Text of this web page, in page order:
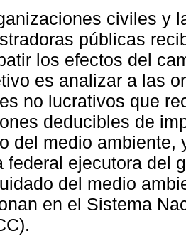
civiles y
públicas
los efectos del
es analizar a las
no lucrativos que
deducibles de
del medio
federal ejecutora del
del medio
en el Sistema